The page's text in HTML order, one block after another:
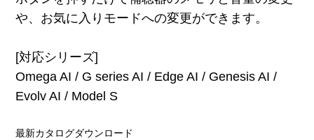
や、お気に入りモードへの変更ができます。
[対応シリーズ]
Omega AI / G series AI / Edge AI / Genesis AI /
Evolv AI / Model S
最新カタログダウンロード